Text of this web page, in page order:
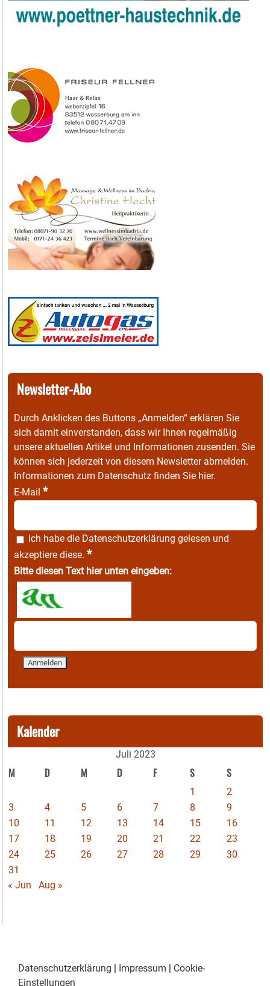
Newsletter-Abo
Durch Anklicken des Buttons „Anmelden“ erklären Sie
sich damit einverstanden, dass wir Ihnen regelmäßig
unsere aktuellen Artikel und Informationen zusenden. Sie
können sich jederzeit von diesem Newsletter abmelden.
Informationen zum Datenschutz finden Sie hier.
E-Mail *
Ich habe die Datenschutzerklärung gelesen und
akzeptiere diese. *
Bitte diesen Text hier unten eingeben:
Kalender
Juli 2023
M D M D F S S
1
2
3
4 5 6 7 8
9
10
11 12 13 14 15
16
17
18 19 20 21 22
23
24
25 26 27 28 29
30
31
« Jun
Aug »
Datenschutzerklärung Impressum
Cookie-
Einstellungen